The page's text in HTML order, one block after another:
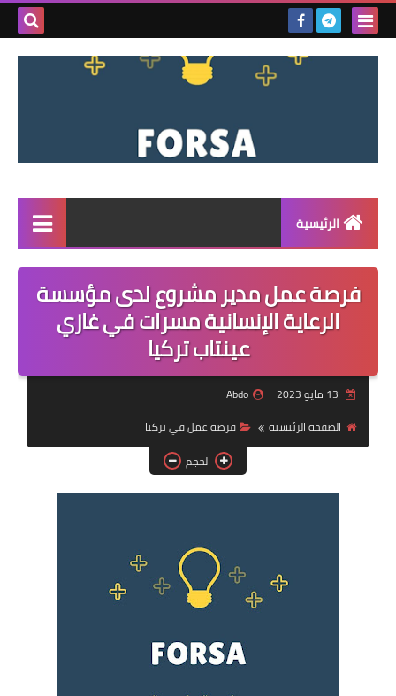
بحث
الرئيسية
القائمة
مناقصات
فرص عمل داخل سوريا
فرص عمل في تركيا
فرص عمل في اليمن
فرص عمل في السودان
فرصة عمل مدير مشروع لدى مؤسسة
الرعاية الإنسانية مسرات في غازي
عينتاب تركيا
Abdo
الصفحة الرئيسية
فرصة عمل في تركيا
الحجم